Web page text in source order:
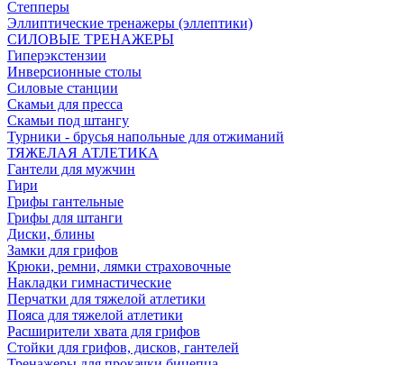
Степперы
Эллиптические тренажеры (эллептики)
СИЛОВЫЕ ТРЕНАЖЕРЫ
Гиперэкстензии
Инверсионные столы
Силовые станции
Скамьи для пресса
Скамьи под штангу
Турники - брусья напольные для отжиманий
ТЯЖЕЛАЯ АТЛЕТИКА
Гантели для мужчин
Гири
Грифы гантельные
Грифы для штанги
Диски, блины
Замки для грифов
Крюки, ремни, лямки страховочные
Накладки гимнастические
Перчатки для тяжелой атлетики
Пояса для тяжелой атлетики
Расширители хвата для грифов
Стойки для грифов, дисков, гантелей